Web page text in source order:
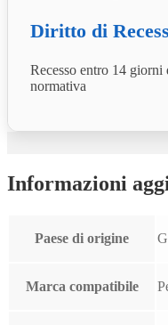
Diritto di
Recesso entro 14
normativa
Informazioni
Paese di origine
Marca compatibile